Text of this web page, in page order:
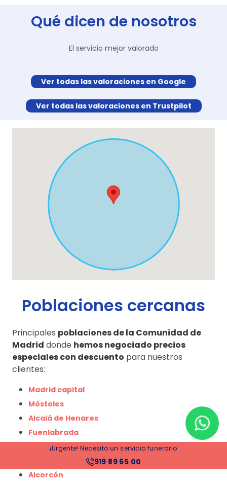
¡Urgente! Necesito un servicio funerario
919 89 65 00
Qué dicen de nosotros
El servicio mejor valorado
Ver todas las valoraciones en Google
Ver todas las valoraciones en Trustpilot
Poblaciones cercanas
Principales poblaciones de la Comunidad de
Madrid donde hemos negociado precios
especiales con descuento para nuestros
clientes:
Madrid capital
Móstoles
Alcalá de Henares
Fuenlabrada
Leganés
Alcorcón